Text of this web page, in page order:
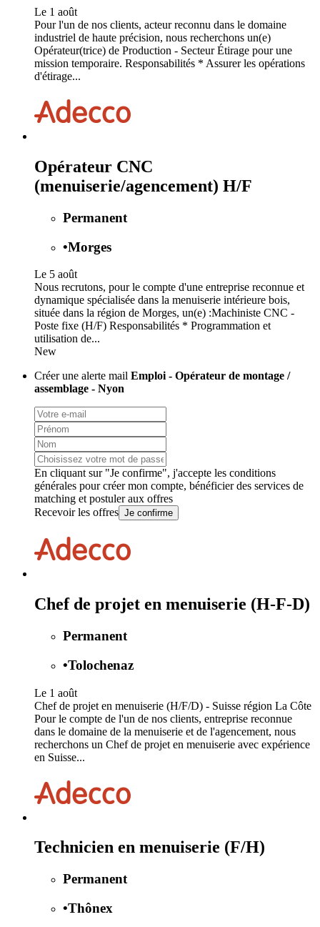
Le 1 août
Pour l'un de nos clients, acteur reconnu dans le domaine
industriel de haute précision, nous recherchons un(e)
Opérateur(trice) de Production - Secteur Étirage pour une
mission temporaire. Responsabilités * Assurer les opérations
d'étirage...
Opérateur CNC
(menuiserie/agencement) H/F
Permanent
•Morges
Le 5 août
Nous recrutons, pour le compte d'une entreprise reconnue et
dynamique spécialisée dans la menuiserie intérieure bois,
située dans la région de Morges, un(e) :Machiniste CNC -
Poste fixe (H/F) Responsabilités * Programmation et
utilisation de...
New
Créer une alerte mail Emploi - Opérateur de montage /
assemblage - Nyon
En cliquant sur "Je confirme", j'accepte les conditions
générales pour créer mon compte, bénéficier des services de
matching et postuler aux offres
Recevoir les offres Je confirme
Chef de projet en menuiserie (H-F-D)
Permanent
•Tolochenaz
Le 1 août
Chef de projet en menuiserie (H/F/D) - Suisse région La Côte
Pour le compte de l'un de nos clients, entreprise reconnue
dans le domaine de la menuiserie et de l'agencement, nous
recherchons un Chef de projet en menuiserie avec expérience
en Suisse...
Technicien en menuiserie (F/H)
Permanent
•Thônex